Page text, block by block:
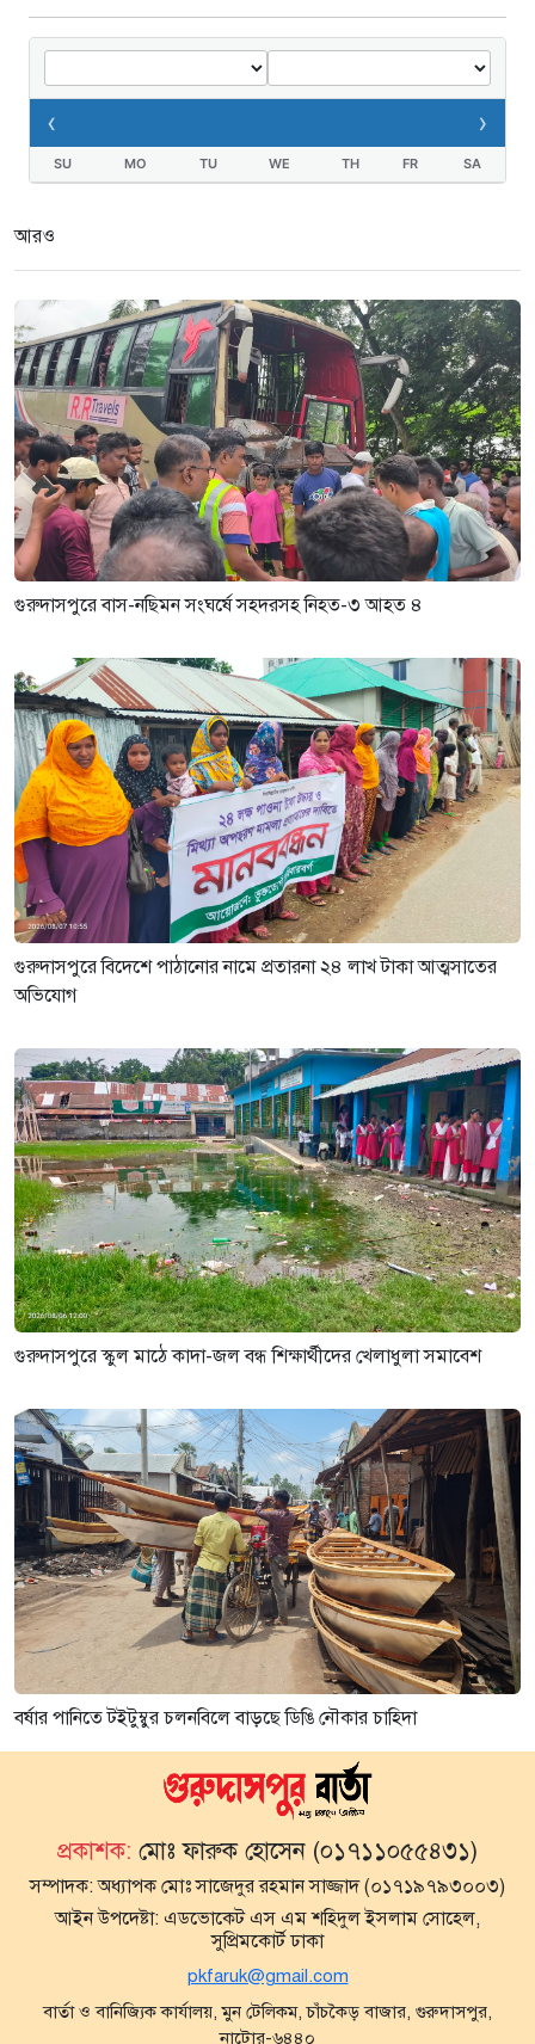
তথ্যবিভ্রাট সংবাদের প্রতিবাদে
‹ ›
SU MO TU WE TH FR SA
আরও
গুরুদাসপুরে বাস-নছিমন সংঘর্ষে সহদরসহ নিহত-৩ আহত ৪
গুরুদাসপুরে বিদেশে পাঠানোর নামে প্রতারনা ২৪ লাখ টাকা আত্মসাতের
অভিযোগ
গুরুদাসপুরে স্কুল মাঠে কাদা-জল বন্ধ শিক্ষার্থীদের খেলাধুলা সমাবেশ
বর্ষার পানিতে টইটুম্বুর চলনবিলে বাড়ছে ডিঙি নৌকার চাহিদা
প্রকাশক: মোঃ ফারুক হোসেন (০১৭১১০৫৫৪৩১)
সম্পাদক:অধ্যাপক মোঃ সাজেদুর রহমান সাজ্জাদ (০১৭১৯৭৯৩০০৩)
আইন উপদেষ্টা: এডভোকেট এস এম শহিদুল ইসলাম সোহেল,
সুপ্রিমকোর্ট ঢাকা
pkfaruk@gmail.com
বার্তা ও বানিজ্যিক কার্যালয়, মুন টেলিকম, চাঁচকৈড় বাজার, গুরুদাসপুর,
নাটোর-৬৪৪০